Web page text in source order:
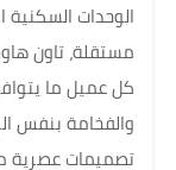
الوحدات
مستقلة، تاون
كل عميل ما
والفخامة بنفس
تصميمات عصرية